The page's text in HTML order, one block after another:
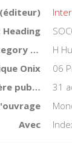
Heading
BIC subject category (UK)
H
Onix
06
Date de première publication du titre
31
Avec